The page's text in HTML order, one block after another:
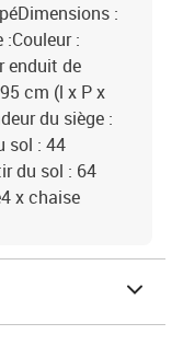
:
:
enduit de
cm (l x P x
du siège :
sol : 44
du sol : 64
x chaise